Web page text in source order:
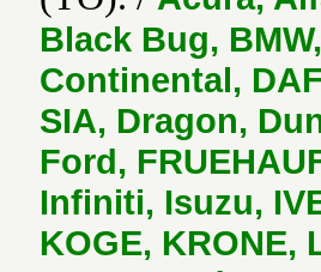
Black Bug,
Continental,
SIA, Dragon,
Ford,
Infiniti, Isuzu,
KOGE,